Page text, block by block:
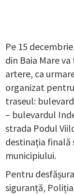
Pe 15
din Baia Mare
artere, ca
organizat
traseul:
– bulevardul
strada Podul
destinația finală
municipiului.
Pentru
siguranță,